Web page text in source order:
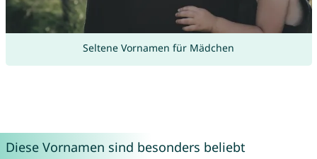
Seltene Vornamen für Mädchen
Diese Vornamen sind besonders beliebt